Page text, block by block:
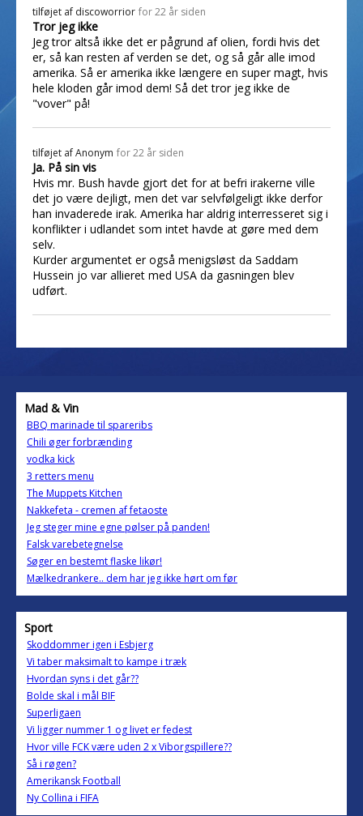
tilføjet af discoworrior for 22 år siden
Tror jeg ikke
Jeg tror altså ikke det er pågrund af olien, fordi hvis det
er, så kan resten af verden se det, og så går alle imod
amerika. Så er amerika ikke længere en super magt, hvis
hele kloden går imod dem! Så det tror jeg ikke de
"vover" på!
tilføjet afAnonym for 22 år siden
Ja. På sin vis
Hvis mr. Bush havde gjort det for at befri irakerne ville
det jo være dejligt, men det var selvfølgeligt ikke derfor
han invaderede irak. Amerika har aldrig interresseret sig i
konflikter i udlandet som intet havde at gøre med dem
selv.
Kurder argumentet er også menigsløst da Saddam
Hussein jo var allieret med USA da gasningen blev
udført.
Mad & Vin
BBQ marinade til spareribs
Chili øger forbrænding
vodka kick
3 retters menu
The Muppets Kitchen
Nakkefeta - cremen af fetaoste
Jeg steger mine egne pølser på panden!
Falsk varebetegnelse
Søger en bestemt flaske likør!
Mælkedrankere.. dem har jeg ikke hørt om før
Sport
Skoddommer igen i Esbjerg
Vi taber maksimalt to kampe i træk
Hvordan syns i det går??
Bolde skal i mål BIF
Superligaen
Vi ligger nummer 1 og livet er fedest
Hvor ville FCK være uden 2 x Viborgspillere??
Så i røgen?
Amerikansk Football
Ny Collina i FIFA